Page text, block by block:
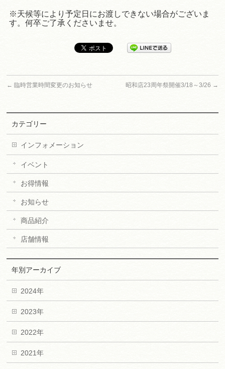
※天候等により予定日にお渡しできない場合がございま
す。何卒ご了承くださいませ。
← 臨時営業時間変更のお知らせ 昭和店23周年祭開催3/18～3/26 →
カテゴリー
インフォメーション
イベント
お得情報
お知らせ
商品紹介
店舗情報
年別アーカイブ
2024年
2023年
2022年
2021年